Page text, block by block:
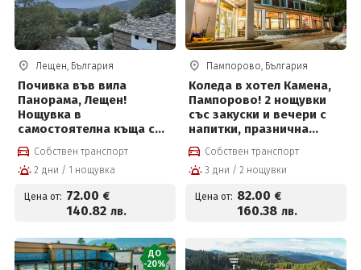
Лещен, България
Почивка във вила
Панорама, Лещен!
Нощувка в
самостоятелна къща с
хидромасажна вана,
камина, кухненски бокс
на цени от 72 € на човек
Собствен транспорт
2 дни / 1 нощувка
Цена от: 72.00 €
140.82 лв.
Пампорово, България
Коледа в хотел Камена,
Пампорово! 2 нощувки
със закуски и вечери с
напитки, празнична
Коледна вечеря, сауна,
парна баня и паркинг
Собствен транспорт
3 дни / 2 нощувки
Цена от: 82.00 €
160.38 лв.
ДО
-20%